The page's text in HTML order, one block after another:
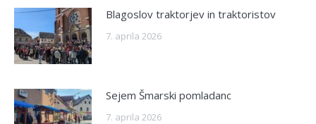
Blagoslov traktorjev in traktoristov
7. aprila 2026
Sejem Šmarski pomladanc
7. aprila 2026